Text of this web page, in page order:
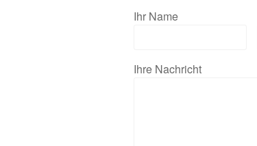
Ihr Name
Ihre Nachricht